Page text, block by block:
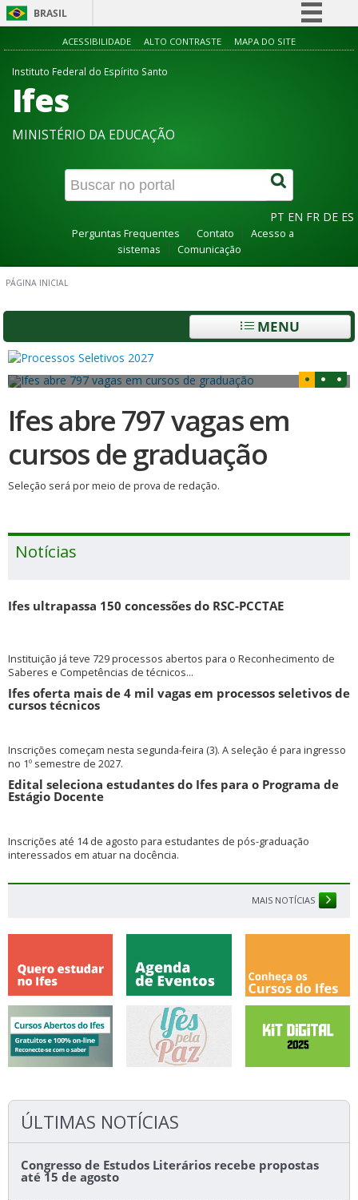
BRASIL
Simplifique!
Canais
ACESSIBILIDADE ALTO CONTRASTE MAPA DO SITE
Instituto Federal do Espírito Santo
Ifes
MINISTÉRIO DA EDUCAÇÃO
PT EN FR DE ES
Perguntas Frequentes Contato
Acesso a
sistemas
Comunicação
PÁGINA INICIAL
MENU
Ifes abre 797 vagas em
cursos de graduação
Seleção será por meio de prova de redação.
Notícias
Ifes ultrapassa 150 concessões do RSC-PCCTAE
Instituição já teve 729 processos abertos para o Reconhecimento de
Saberes e Competências de técnicos...
Ifes oferta mais de 4 mil vagas em processos seletivos de
cursos técnicos
Inscrições começam nesta segunda-feira (3). A seleção é para ingresso
no 1º semestre de 2027.
Edital seleciona estudantes do Ifes para o Programa de
Estágio Docente
Inscrições até 14 de agosto para estudantes de pós-graduação
interessados em atuar na docência.
MAIS NOTÍCIAS
ÚLTIMAS NOTÍCIAS
Congresso de Estudos Literários recebe propostas
até 15 de agosto